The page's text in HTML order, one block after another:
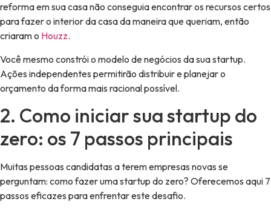
reforma em sua casa não conseguia encontrar os recursos certos
para fazer o interior da casa da maneira que queriam, então
criaram o Houzz.
Você mesmo constrói o modelo de negócios da sua startup.
Ações independentes permitirão distribuir e planejar o
orçamento da forma mais racional possível.
2. Como iniciar sua startup do
zero: os 7 passos principais
Muitas pessoas candidatas a terem empresas novas se
perguntam: como fazer uma startup do zero? Oferecemos aqui 7
passos eficazes para enfrentar este desafio.